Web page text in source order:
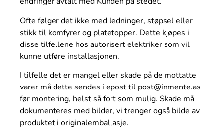
Ofte følger det ikke med ledninger, støpsel eller
stikk til komfyrer og platetopper. Dette kjøpes i
disse tilfellene hos autorisert elektriker som vil
kunne utføre installasjonen.
I tilfelle det er mangel eller skade på de mottatte
varer må dette sendes i epost til post@inmente.as
før montering, helst så fort som mulig. Skade må
dokumenteres med bilder, vi trenger også bilde av
produktet i originalemballasje.